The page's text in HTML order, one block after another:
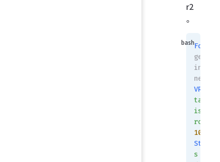
r2
。
get
info
VRF
table
is
router
Status
s